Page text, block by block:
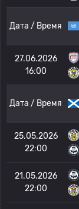
Дата / Время
27.06.2026
16:00
Дата / Время
25.05.2026
22:00
21.05.2026
22:00